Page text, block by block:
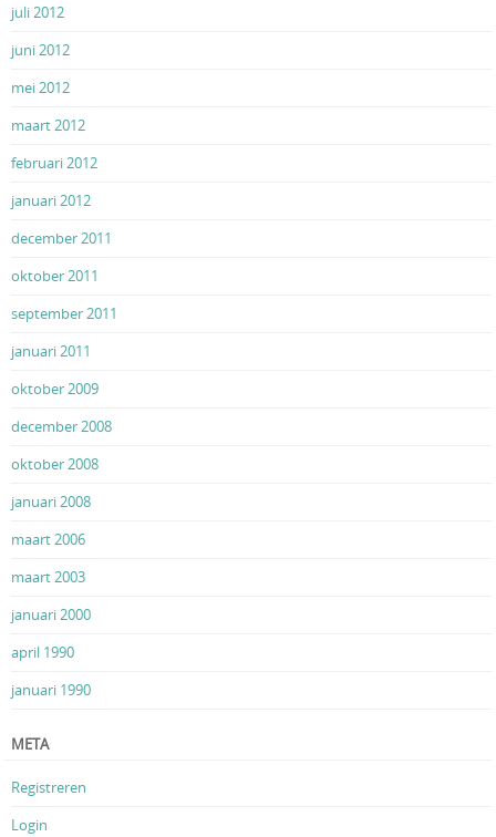
juli 2012
juni 2012
mei 2012
maart 2012
februari 2012
januari 2012
december 2011
oktober 2011
september 2011
januari 2011
oktober 2009
december 2008
oktober 2008
januari 2008
maart 2006
maart 2003
januari 2000
april 1990
januari 1990
META
Registreren
Login